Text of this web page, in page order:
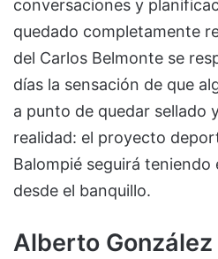
conversaciones y
quedado completamente
del Carlos Belmonte se
días la sensación de que
a punto de quedar sellado
realidad: el proyecto
Balompié seguirá
desde el banquillo.
Alberto